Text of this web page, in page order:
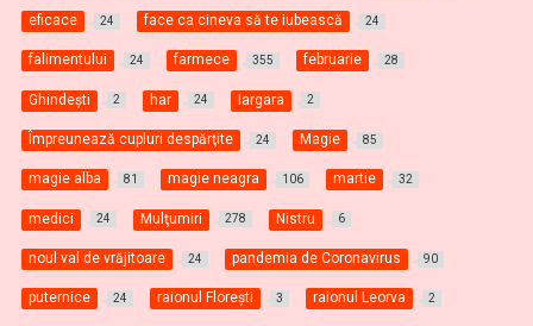
eficace 24 face ca cineva să te iubească 24
falimentului 24 farmece 355 februarie 28
Ghindești 2 har 24 Iargara 2
Împreunează cupluri despărţite 24 Magie 85
magie alba 81 magie neagra 106 martie 32
medici 24 Mulţumiri 278 Nistru 6
noul val de vrăjitoare 24 pandemia de Coronavirus 90
puternice 24 raionul Florești 3 raionul Leorva 2